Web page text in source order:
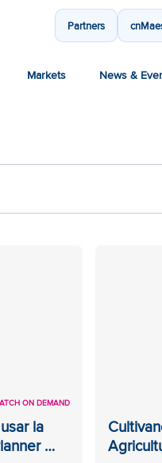
Partners
Markets News &
ON DEMAND
la
…